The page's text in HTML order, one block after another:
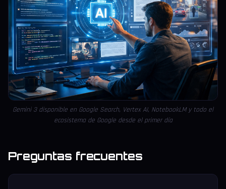
Gemini 3 disponible en Google Search, Vertex AI, NotebookLM y todo el
ecosistema de Google desde el primer día
Preguntas frecuentes